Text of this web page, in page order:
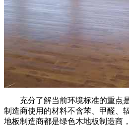
充分了解当前环境标准的重点是
制造商使用的材料不含苯、甲醛、
地板制造商都是绿色木地板制造商